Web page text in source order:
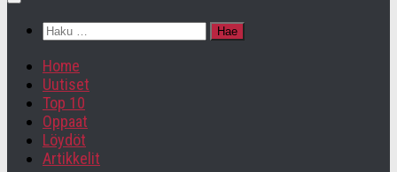
Haku:
Home
Uutiset
Top 10
Oppaat
Löydöt
Artikkelit